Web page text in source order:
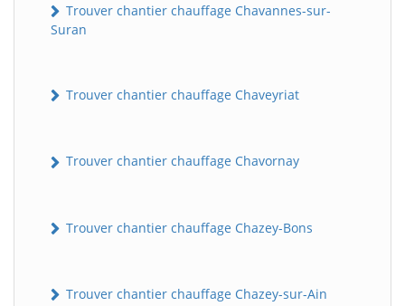
Trouver chantier chauffage Chavannes-sur-
Suran
Trouver chantier chauffage Chaveyriat
Trouver chantier chauffage Chavornay
Trouver chantier chauffage Chazey-Bons
Trouver chantier chauffage Chazey-sur-Ain